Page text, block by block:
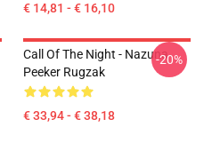
€ 14,81 - € 16,10
Call Of The Night - Nazuna
Peeker Rugzak
€ 33,94 - € 38,18
-20%